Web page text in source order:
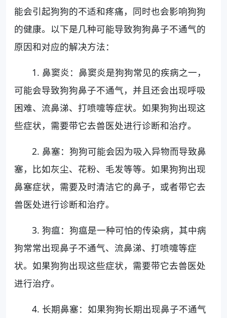
能会引起狗狗的不适和疼痛，同时也会影响狗狗
的健康。以下是几种可能导致狗狗鼻子不通气的
原因和对应的解决方法：
1. 鼻窦炎：鼻窦炎是狗狗常见的疾病之一，
可能会导致狗狗鼻子不通气，并且还会出现呼吸
困难、流鼻涕、打喷嚏等症状。如果狗狗出现这
些症状，需要带它去兽医处进行诊断和治疗。
2. 鼻塞：狗狗可能会因为吸入异物而导致鼻
塞，比如灰尘、花粉、毛发等等。如果狗狗出现
鼻塞症状，需要及时清洁它的鼻子，或者带它去
兽医处进行诊断和治疗。
3. 狗瘟：狗瘟是一种可怕的传染病，其中病
狗常常出现鼻子不通气、流鼻涕、打喷嚏等症
状。如果狗狗出现这些症状，需要带它去兽医处
进行治疗。
4. 长期鼻塞：如果狗狗长期出现鼻子不通气